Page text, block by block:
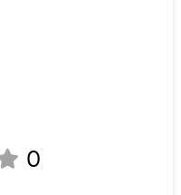
0